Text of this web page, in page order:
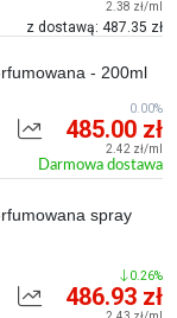
2.38 zł/ml
z dostawą: 487.35 zł
- 200ml
485.00 zł
2.42 zł/ml
Darmowa dostawa
0.00%
spray
486.93 zł
0.26%